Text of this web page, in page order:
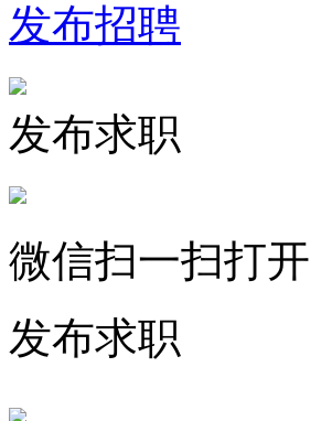
发布招聘
发布求职
微信扫一扫打开
发布求职